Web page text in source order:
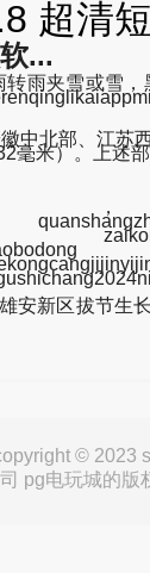
超清
...
夹雪或雪，
部、江苏
米）。上述
。
区拔节生
© 2023
pg电玩城的版